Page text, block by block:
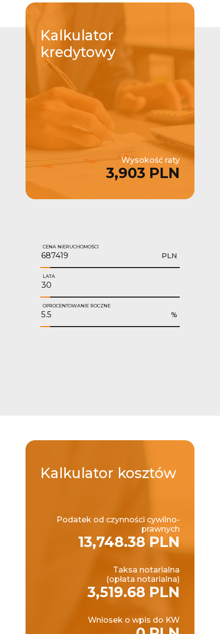
Kalkulator
kredytowy
Wysokość raty
3,903 PLN
CENA NIERUCHOMOŚCI
PLN
LATA
OPROCENTOWANIE ROCZNE
%
Kalkulator kosztów
Podatek od czynności cywilno-
prawnych
13,748.38 PLN
Taksa notarialna
(opłata notarialna)
3,519.68 PLN
Wniosek o wpis do KW